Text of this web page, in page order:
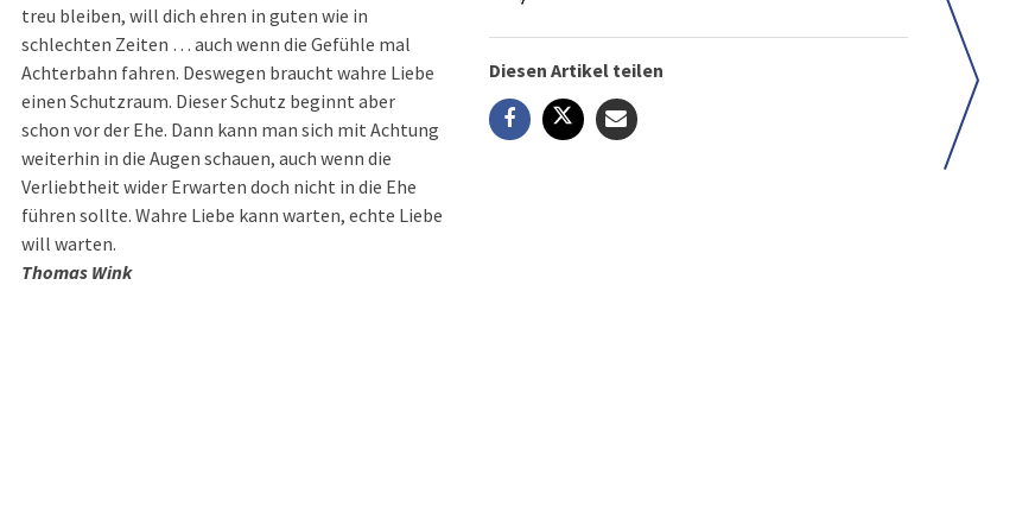
treu bleiben, will dich ehren in guten wie in
schlechten Zeiten … auch wenn die Gefühle mal
Achterbahn fahren. Deswegen braucht wahre Liebe
einen Schutzraum. Dieser Schutz beginnt aber
schon vor der Ehe. Dann kann man sich mit Achtung
will warten.
Thomas Wink
Diesen Artikel teilen